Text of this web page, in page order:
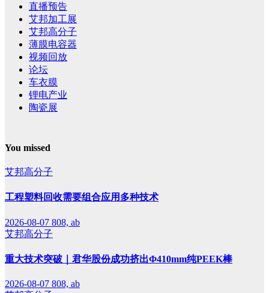
直播预告
艾邦加工展
艾邦高分子
薄膜电容器
视频回放
论坛
车衣膜
锂电产业
陶瓷展
You missed
艾邦高分子
工程塑料回收需要组合应用多种技术
2026-08-07 808, ab
艾邦高分子
重大技术突破｜君华股份成功挤出Φ410mm纯PEEK棒
2026-08-07 808, ab